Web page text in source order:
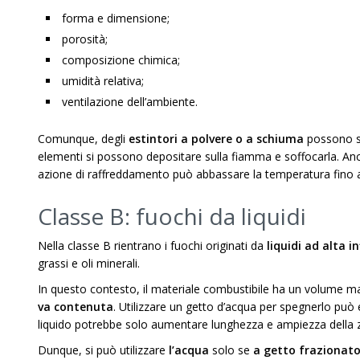
forma e dimensione;
porosità;
composizione chimica;
umidità relativa;
ventilazione dell’ambiente.
Comunque, degli estintori a polvere o a schiuma possono
elementi si possono depositare sulla fiamma e soffocarla.
azione di raffreddamento può abbassare la temperatura
Classe B: fuochi da liquidi
Nella classe B rientrano i fuochi originati da liquidi ad alta
grassi e oli minerali.
In questo contesto, il materiale combustibile ha un volume
va contenuta. Utilizzare un getto d’acqua per spegnerlo
liquido potrebbe solo aumentare lunghezza e ampiezza della
Dunque, si può utilizzare l’acqua solo se a getto